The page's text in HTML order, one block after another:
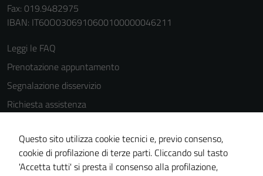
Fax: 019.9482975
IBAN: IT60O0306910600100000046211
Leggi le FAQ
Prenotazione appuntamento
Segnalazione disservizio
Richiesta assistenza
Informativa privacy
Cookie Policy
Questo sito utilizza cookie tecnici e, previo consenso,
cookie di profilazione di terze parti. Cliccando sul tasto
'Accetta tutti' si presta il consenso alla profilazione,